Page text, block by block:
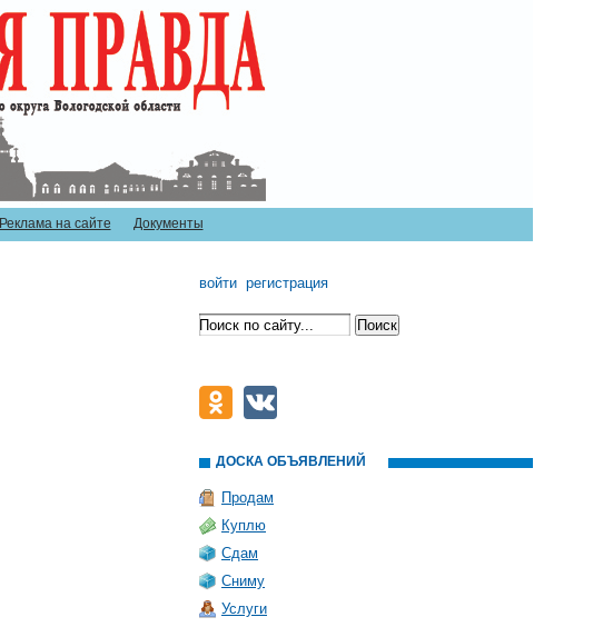
Реклама на сайте Документы
войти регистрация
ДОСКА ОБЪЯВЛЕНИЙ
Продам
Куплю
Сдам
Сниму
Услуги